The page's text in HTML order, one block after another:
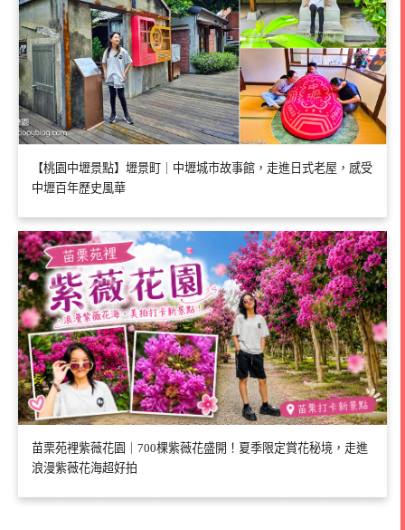
【桃園中壢景點】壢景町｜中壢城市故事館，走進日式老屋，感受
中壢百年歷史風華
苗栗苑裡紫薇花園｜700棵紫薇花盛開！夏季限定賞花秘境，走進
浪漫紫薇花海超好拍